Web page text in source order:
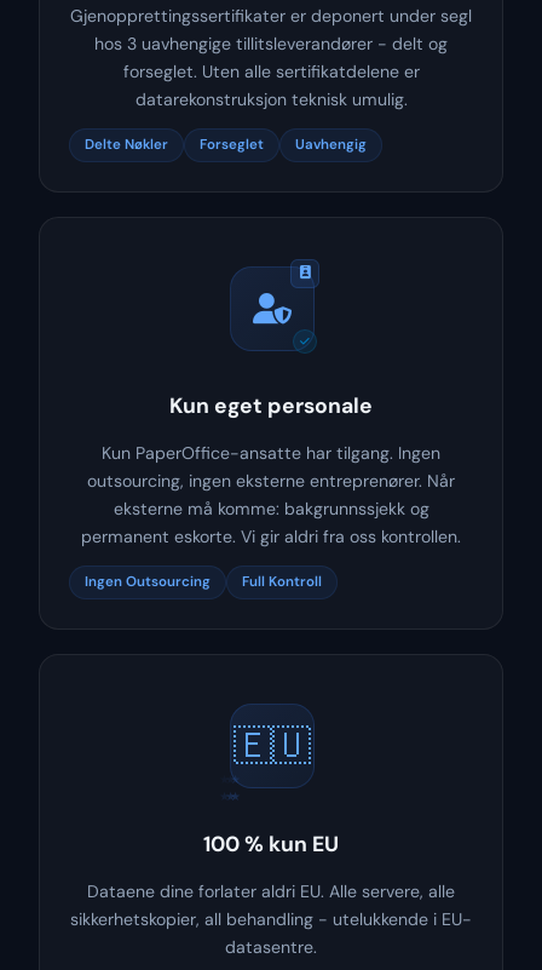
Gjenopprettingssertifikater er deponert under segl
hos 3 uavhengige tillitsleverandører - delt og
forseglet. Uten alle sertifikatdelene er
datarekonstruksjon teknisk umulig.
Delte Nøkler Forseglet Uavhengig
Kun eget personale
Kun PaperOffice-ansatte har tilgang. Ingen
outsourcing, ingen eksterne entreprenører. Når
eksterne må komme: bakgrunnssjekk og
permanent eskorte. Vi gir aldri fra oss kontrollen.
Ingen Outsourcing Full Kontroll
🇪🇺
★
★
★★
★
100 % kun EU
Dataene dine forlater aldri EU. Alle servere, alle
sikkerhetskopier, all behandling - utelukkende i EU-
datasentre.